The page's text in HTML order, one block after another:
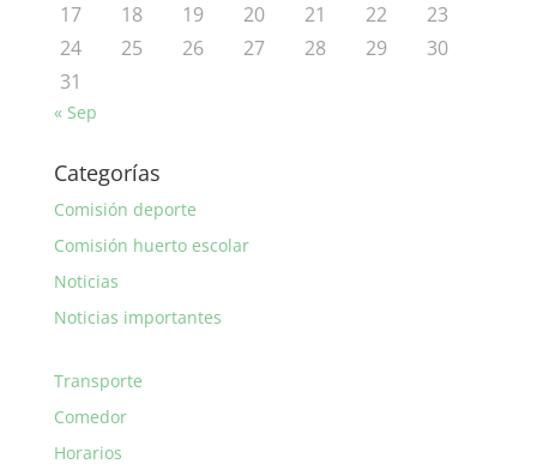
17
18 19 20 21 22
23
24
25 26 27 28 29
30
31
« Sep
Categorías
Comisión deporte
Comisión huerto escolar
Noticias
Noticias importantes
Transporte
Comedor
Horarios